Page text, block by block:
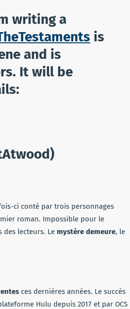
writing a
is
and is
It will be
ci conté par trois personnages
roman. Impossible pour le
des lecteurs. Le mystère demeure, le
ces dernières années. Le succès
Hulu depuis 2017 et par OCS